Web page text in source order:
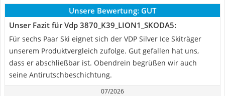
Unsere Bewertung: GUT
Unser Fazit für Vdp 3870_K39_LION1_SKODA5:
Für sechs Paar Ski eignet sich der VDP Silver Ice Skiträger
unserem Produktvergleich zufolge. Gut gefallen hat uns,
dass er abschließbar ist. Obendrein begrüßen wir auch
seine Antirutschbeschichtung.
07/2026